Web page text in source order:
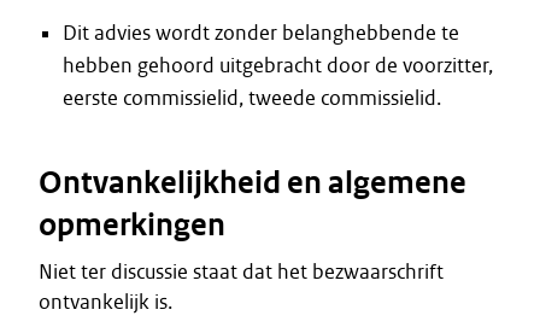
Dit advies wordt zonder belanghebbende te
hebben gehoord uitgebracht door de voorzitter,
eerste commissielid, tweede commissielid.
Ontvankelijkheid en algemene
opmerkingen
Niet ter discussie staat dat het bezwaarschrift
ontvankelijk is.